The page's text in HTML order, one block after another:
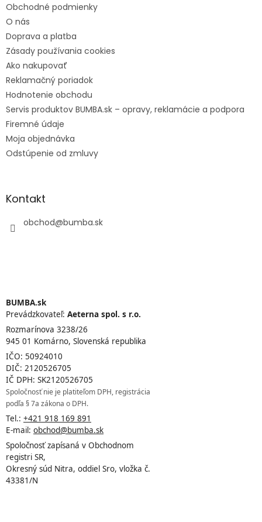
Obchodné podmienky
O nás
Doprava a platba
Zásady používania cookies
Ako nakupovať
Reklamačný poriadok
Hodnotenie obchodu
Servis produktov BUMBA.sk – opravy, reklamácie a podpora
Firemné údaje
Moja objednávka
Odstúpenie od zmluvy
Kontakt
obchod@bumba.sk
BUMBA.sk
Prevádzkovateľ: Aeterna spol. s r.o.
Rozmarínova 3238/26
945 01 Komárno, Slovenská republika
IČO: 50924010
DIČ: 2120526705
IČ DPH: SK2120526705
Spoločnosť nie je platiteľom DPH, registrácia
podľa § 7a zákona o DPH.
Tel.: +421 918 169 891
E-mail: obchod@bumba.sk
Spoločnosť zapísaná v Obchodnom
registri SR,
Okresný súd Nitra, oddiel Sro, vložka č.
43381/N